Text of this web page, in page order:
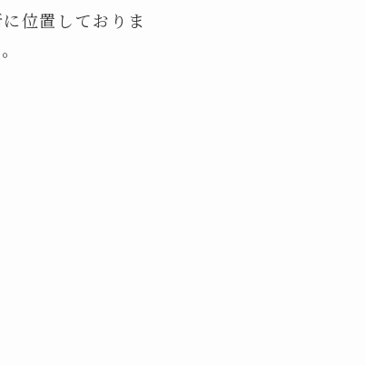
位置しておりま